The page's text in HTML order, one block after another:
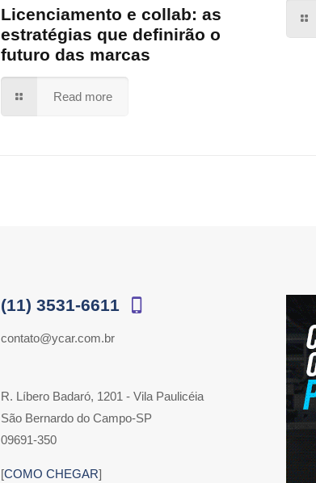
Licenciamento e collab: as
estratégias que definirão o
futuro das marcas
Read more
(11) 3531-6611
contato@ycar.com.br
R. Líbero Badaró, 1201 - Vila Paulicéia
São Bernardo do Campo-SP
09691-350
[COMO CHEGAR]